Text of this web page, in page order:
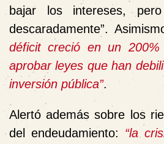
bajar los intereses,
descaradamente”.
déficit creció en un
aprobar leyes que han
inversión pública”.
Alertó además sobre los
del endeudamiento: “la